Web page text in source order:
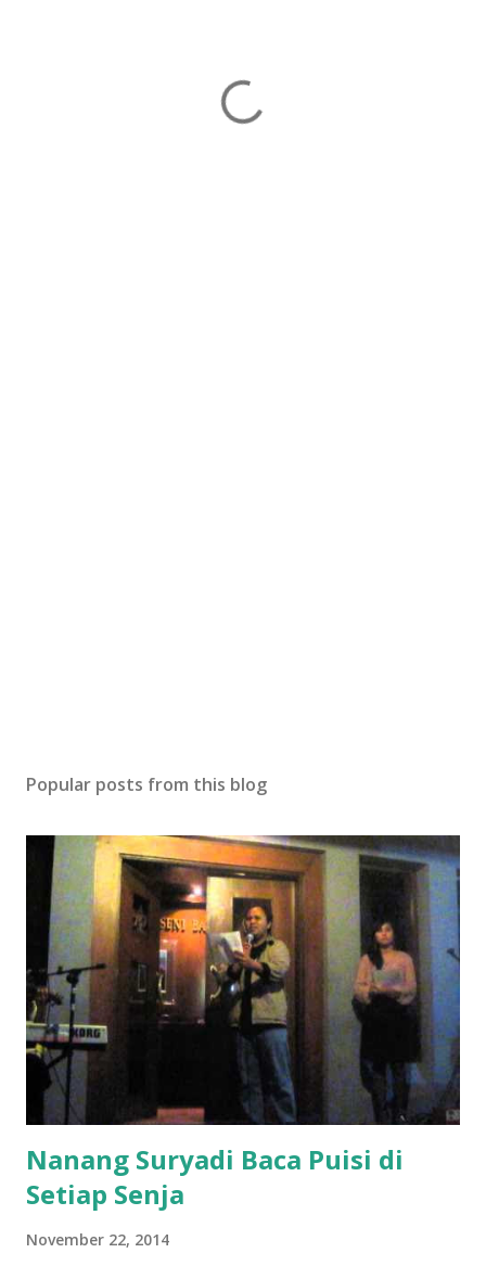
Popular posts from this blog
Nanang Suryadi Baca Puisi di
Setiap Senja
November 22, 2014